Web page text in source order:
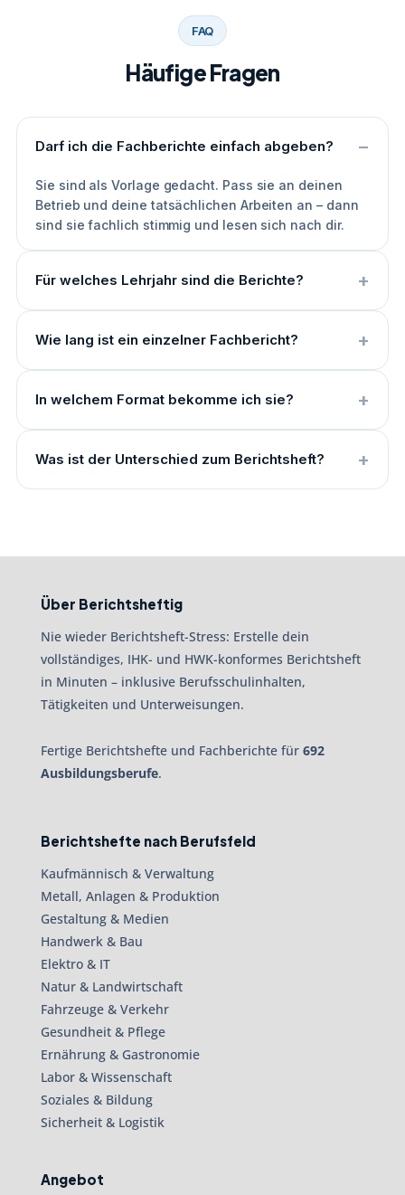
FAQ
Häufige Fragen
Darf ich die Fachberichte einfach abgeben?
Sie sind als Vorlage gedacht. Pass sie an deinen
Betrieb und deine tatsächlichen Arbeiten an – dann
sind sie fachlich stimmig und lesen sich nach dir.
Für welches Lehrjahr sind die Berichte?
Wie lang ist ein einzelner Fachbericht?
In welchem Format bekomme ich sie?
Was ist der Unterschied zum Berichtsheft?
Über Berichtsheftig
Nie wieder Berichtsheft-Stress: Erstelle dein
vollständiges, IHK- und HWK-konformes Berichtsheft
in Minuten – inklusive Berufsschulinhalten,
Tätigkeiten und Unterweisungen.
Fertige Berichtshefte und Fachberichte für 692
Ausbildungsberufe.
Berichtshefte nach Berufsfeld
Kaufmännisch & Verwaltung
Metall, Anlagen & Produktion
Gestaltung & Medien
Handwerk & Bau
Elektro & IT
Natur & Landwirtschaft
Fahrzeuge & Verkehr
Gesundheit & Pflege
Ernährung & Gastronomie
Labor & Wissenschaft
Soziales & Bildung
Sicherheit & Logistik
Angebot